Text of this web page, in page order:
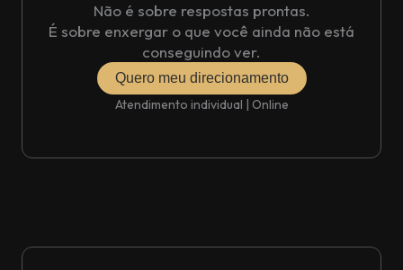
Não é sobre respostas prontas.
É sobre enxergar o que você ainda não está
conseguindo ver.
Quero meu direcionamento
Atendimento individual | Online